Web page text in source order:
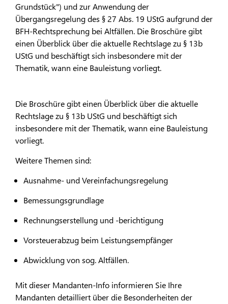
Grundstück") und zur Anwendung der
Übergangsregelung des § 27 Abs. 19 UStG aufgrund der
BFH-Rechtsprechung bei Altfällen. Die Broschüre gibt
einen Überblick über die aktuelle Rechtslage zu § 13b
UStG und beschäftigt sich insbesondere mit der
Thematik, wann eine Bauleistung vorliegt.
Die Broschüre gibt einen Überblick über die aktuelle
Rechtslage zu § 13b UStG und beschäftigt sich
insbesondere mit der Thematik, wann eine Bauleistung
vorliegt.
Weitere Themen sind:
Ausnahme- und Vereinfachungsregelung
Bemessungsgrundlage
Rechnungserstellung und -berichtigung
Vorsteuerabzug beim Leistungsempfänger
Abwicklung von sog. Altfällen.
Mit dieser Mandanten-Info informieren Sie Ihre
Mandanten detailliert über die Besonderheiten der